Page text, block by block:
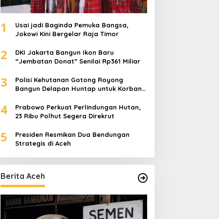
1
Usai jadi Baginda Pemuka Bangsa,
Jokowi Kini Bergelar Raja Timor
2
DKI Jakarta Bangun Ikon Baru
“Jembatan Donat” Senilai Rp361 Miliar
3
Polisi Kehutanan Gotong Royong
Bangun Delapan Huntap untuk Korban
4
Prabowo Perkuat Perlindungan Hutan,
23 Ribu Polhut Segera Direkrut
5
Presiden Resmikan Dua Bendungan
Strategis di Aceh
Berita Aceh